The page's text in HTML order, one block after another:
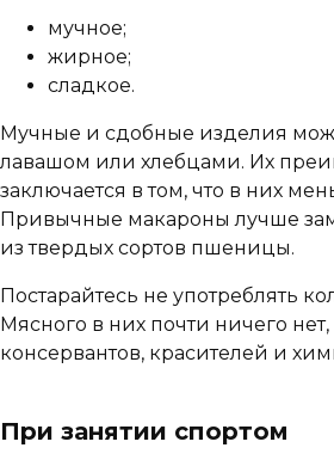
мучное;
жирное;
сладкое.
Мучные и сдобные изделия
лавашом или хлебцами. Их
заключается в том, что в них
Привычные макароны лучше
из твердых сортов пшеницы.
Постарайтесь не употреблять
Мясного в них почти ничего нет,
консервантов, красителей и
При занятии спортом